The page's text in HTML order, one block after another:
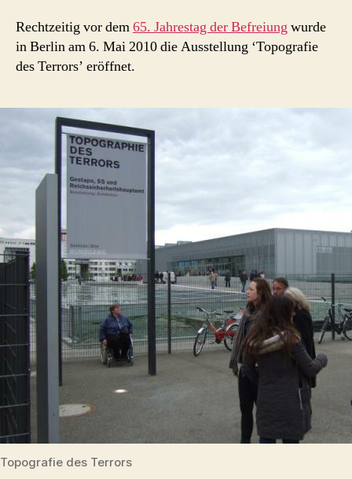
Rechtzeitig vor dem65. Jahrestag der Befreiungwurde
in Berlin am 6. Mai 2010 die Ausstellung ‘Topografie
des Terrors’ eröffnet.
Topografie des Terrors